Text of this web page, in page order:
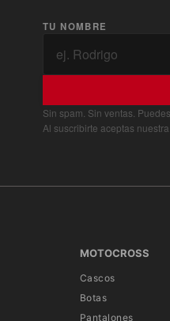
TU NOMBRE
Sin spam. Sin ventas.
Al suscribirte aceptas nuestra
MOTOCROSS
Cascos
Botas
Pantalones